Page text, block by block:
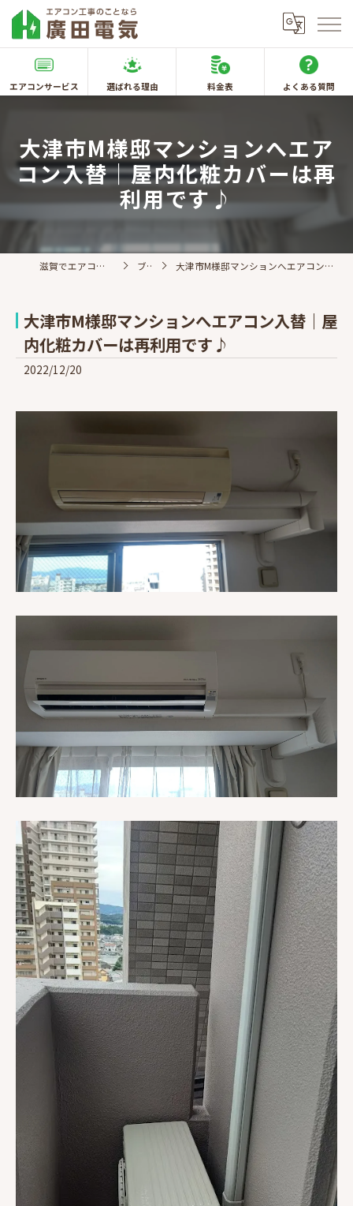
エアコンサービス 選ばれる理由 料金表 よくある質問
大津市M様邸マンションへエア
コン入替｜屋内化粧カバーは再
利用です♪
滋賀でエアコン取付なら廣田電気 ブログ 大津市M様邸マンションへエアコン入替｜屋内化粧カバーは再利用です♪
大津市M様邸マンションへエアコン入替｜屋
内化粧カバーは再利用です♪
2022/12/20